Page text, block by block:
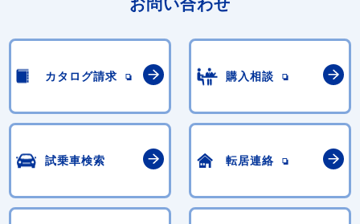
お問い合わせ
カタログ請求 購入相談
試乗車検索 転居連絡